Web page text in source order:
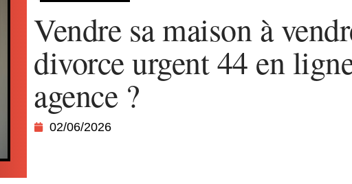
Vendre sa maison à
divorce urgent 44 en
agence ?
02/06/2026